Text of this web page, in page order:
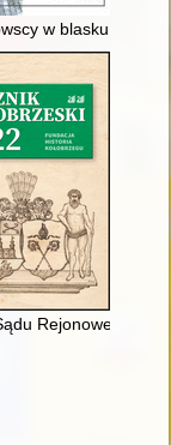
i myśli
w blasku
Rejonowego w